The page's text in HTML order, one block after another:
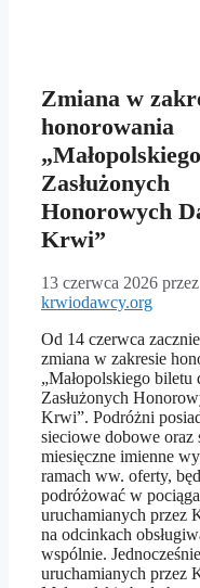
Zmiana w
honorowania
Zasłużonych
Honorowych
Krwi”
13 czerwca 2026 przez
krwiodawcy.org
Od 14 czerwca
zmiana w zakresie
„Małopolskiego biletu
Zasłużonych
Krwi”. Podróżni
sieciowe dobowe oraz
miesięczne imienne
ramach ww. oferty,
podróżować w
uruchamianych przez
na odcinkach
wspólnie.
uruchamianych przez